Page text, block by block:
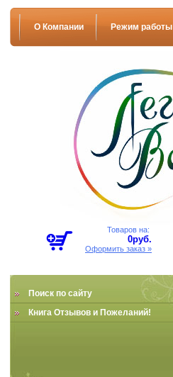
О Компании Режим работы
Товаров на:
0руб.
Оформить заказ »
Поиск по сайту
Книга Отзывов и Пожеланий!